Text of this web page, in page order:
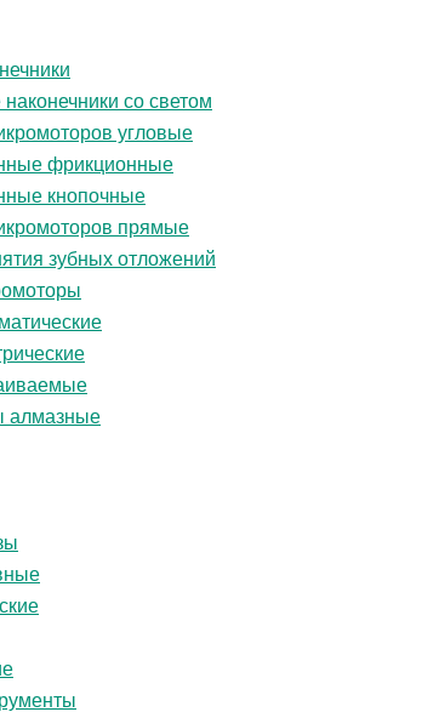
со светом
угловые
фрикционные
кнопочные
прямые
зубных отложений
алмазные